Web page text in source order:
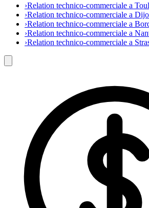
›Relation technico-commerciale a
›Relation technico-commerciale a
›Relation technico-commerciale a
›Relation technico-commerciale a
›Relation technico-commerciale a